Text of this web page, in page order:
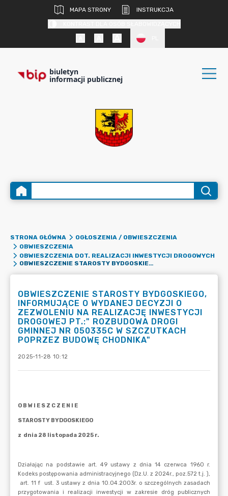
MAPA STRONY
INSTRUKCJA
biuletyn
informacji publicznej
STRONA GŁÓWNA
OGŁOSZENIA / OBWIESZCZENIA
OBWIESZCZENIA
OBWIESZCZENIA DOT. REALIZACJI INWESTYCJI DROGOWYCH
OBWIESZCZENIE STAROSTY BYDGOSKIEGO, INFORMUJĄCE O WYDANEJ DECYZJI O ZEZWOLENIU NA REALIZACJĘ INWESTYCJI DROGOWEJ PT.:" ROZBUDOWA DROGI GMINNEJ NR 050335C W SZCZUTKACH POPRZEZ BUDOWĘ CHODNIKA"
OBWIESZCZENIE STAROSTY BYDGOSKIEGO,
INFORMUJĄCE O WYDANEJ DECYZJI O
ZEZWOLENIU NA REALIZACJĘ INWESTYCJI
DROGOWEJ PT.:" ROZBUDOWA DROGI
GMINNEJ NR 050335C W SZCZUTKACH
POPRZEZ BUDOWĘ CHODNIKA"
2025-11-28 10:12